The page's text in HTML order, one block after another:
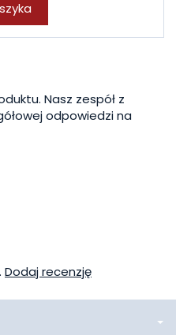
Nasz zespół z
odpowiedzi na
Dodaj recenzję